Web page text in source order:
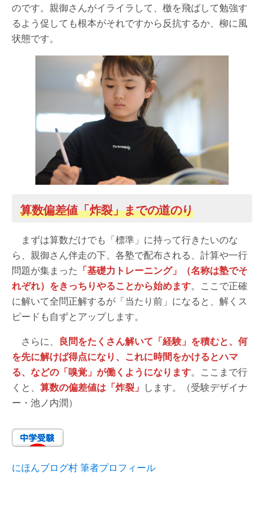
のです。親御さんがイライラして、檄を飛ばして勉強す
るよう促しても根本がそれですから反抗するか、柳に風
状態です。
算数偏差値「炸裂」までの道のり
まずは算数だけでも「標準」に持って行きたいのな
ら、親御さん伴走の下、各塾で配布される、計算や一行
問題が集まった 「基礎力トレーニング」（名称は塾でそ
れぞれ）をきっちりやることから始めます。ここで正確
に解いて全問正解するが「当たり前」になると、解くス
ピードも自ずとアップします。
さらに、 良問をたくさん解いて「経験」を積むと、何
を先に解けば得点になり、これに時間をかけるとハマ
る、などの「嗅覚」が働くようになります。ここまで行
くと、 算数の偏差値は「炸裂」 します。（受験デザイナ
ー・池ノ内潤）
にほんブログ村 筆者プロフィール